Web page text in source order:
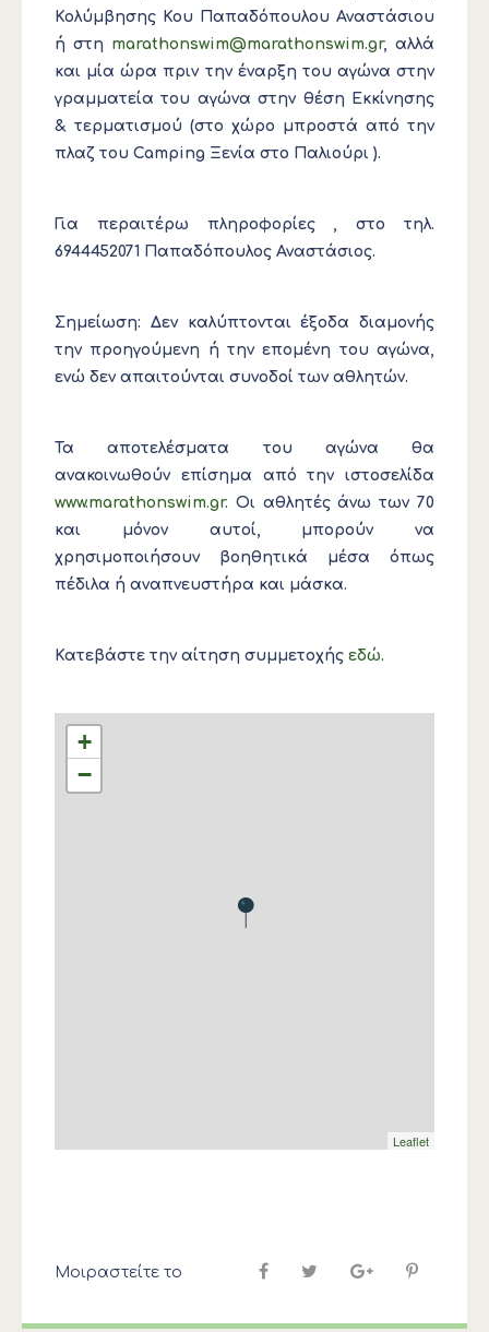
Κολύμβησης Κου Παπαδόπουλου Αναστάσιου
ή στη marathonswim@marathonswim.gr, αλλά
και μία ώρα πριν την έναρξη του αγώνα στην
γραμματεία του αγώνα στην θέση Εκκίνησης
& τερματισμού (στο χώρο μπροστά από την
πλαζ του Camping Ξενία στο Παλιούρι ).
Για περαιτέρω πληροφορίες , στο τηλ.
6944452071 Παπαδόπουλος Αναστάσιος.
Σημείωση: Δεν καλύπτονται έξοδα διαμονής
την προηγούμενη ή την επομένη του αγώνα,
ενώ δεν απαιτούνται συνοδοί των αθλητών.
Τα αποτελέσματα του αγώνα θα
ανακοινωθούν επίσημα από την ιστοσελίδα
www.marathonswim.gr. Οι αθλητές άνω των 70
και μόνον αυτοί, μπορούν να
χρησιμοποιήσουν βοηθητικά μέσα όπως
πέδιλα ή αναπνευστήρα και μάσκα.
Κατεβάστε την αίτηση συμμετοχής εδώ.
+
−
Leaflet
Μοιραστείτε το